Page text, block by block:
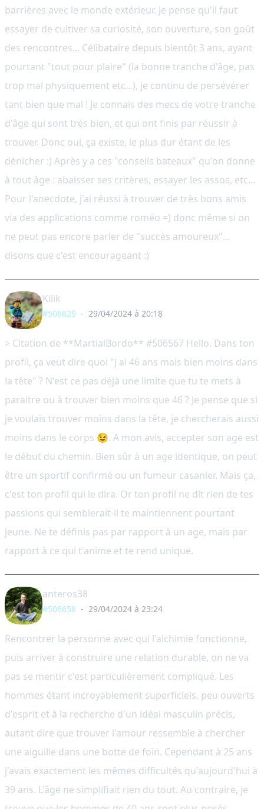
barrières avec le monde extérieur. Je pense qu'il faut
essayer de cultiver sa curiosité, son ouverture, son goût
des rencontres... Célibataire depuis bientôt 3 ans, ayant
pourtant "tout pour plaire" (la bonne tranche d'âge, pas
trop mal physiquement etc...), je continu de persévérer
tant bien que mal ! Je connais des mecs de votre tranche
d'âge qui sont très bien, et qui ont finis par réussir à
trouver. Donc oui, ça existe, le plus dur étant de les
dénicher :) Après y a ces "conseils bateaux" qu'on donne
à tout âge : abaisser ses critères, essayer les assos, etc...
Pour l'anecdote, j'ai réussi à trouver de très bons amis
via des applications comme roméo =) donc même si on
ne peut pas encore parler de "succès amoureux"...
disons que c'est encourageant :)
Kilik
#506629 - 29/04/2024 à 20:18
> Citation de **MartialBordo** #506567 Hello. Dans ton
profil, ça veut dire quoi "J ai 46 ans mais bien moins dans
la tête" ? N'est ce pas déjà une limite que tu te mets à
paraitre ou à trouver bien moins que 46 ? Je pense que si
je voulais trouver moins dans la tête, je chercherais aussi
moins dans le corps 😉. A mon avis, accepter son age est
le début du chemin. Bien sûr à un age identique, on peut
être un sportif confirmé ou un fumeur casanier. Mais ça,
c'est ton profil qui le dira. Or ton profil ne dit rien de tes
passions qui semblerait-il te maintiennent pourtant
jeune. Ne te définis pas par rapport à un age, mais par
rapport à ce qui t'anime et te rend unique.
anteros38
#506658 - 29/04/2024 à 23:24
Rencontrer la personne avec qui l'alchimie fonctionne,
puis arriver à construire une relation durable, on ne va
pas se mentir c'est particulièrement compliqué. Les
hommes étant incroyablement superficiels, peu ouverts
d'esprit et à la recherche d'un idéal masculin précis,
autant dire que trouver l'amour ressemble à chercher
une aiguille dans une botte de foin. Cependant à 25 ans
j'avais exactement les mêmes difficultés qu'aujourd'hui à
39 ans. L'âge ne simplifiait rien du tout. Au contraire, je